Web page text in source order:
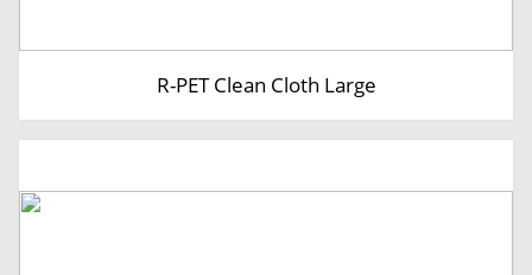
R-PET Clean Cloth Large